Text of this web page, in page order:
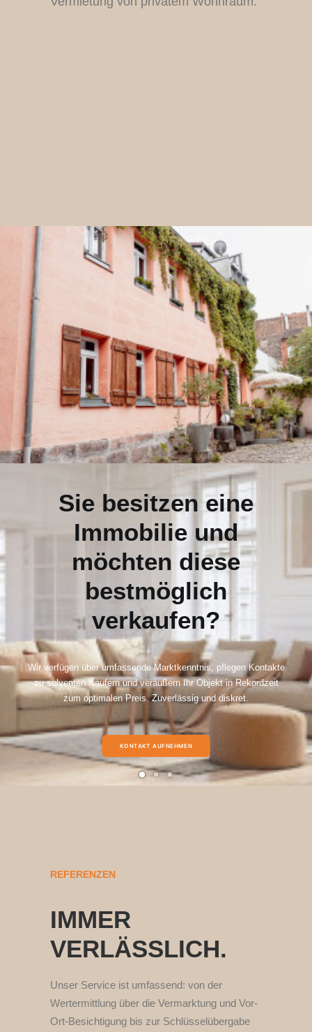
Sie besitzen eine
Immobilie und
möchten diese
bestmöglich
verkaufen?
Wir verfügen über umfassende Marktkenntnis, pflegen Kontakte
zu solventen Käufern und veräußern Ihr Objekt in Rekordzeit
zum optimalen Preis. Zuverlässig und diskret.
KONTAKT AUFNEHMEN
REFERENZEN
IMMER
VERLÄSSLICH.
Unser Service ist umfassend: von der
Wertermittlung über die Vermarktung und Vor-
Ort-Besichtigung bis zur Schlüsselübergabe